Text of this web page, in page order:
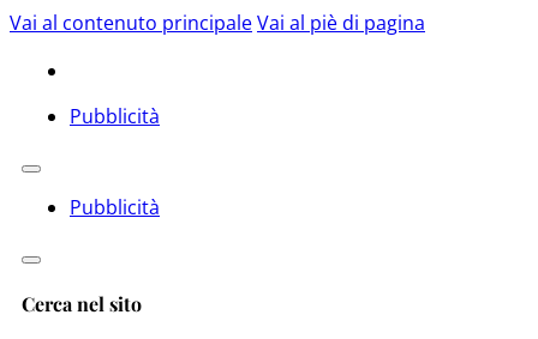
Vai al contenuto principaleVai al piè di pagina
Pubblicità
Pubblicità
Cerca nel sito